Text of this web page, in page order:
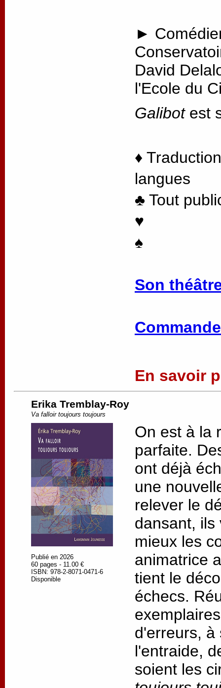
►
David
l'Ecole du
Galibotest
♦
langues
♣ Tout
♥
♠
Son
En savoir
Erika Tremblay-Roy
Va falloir toujours toujours
Publié en 2026
60 pages - 11.00 €
ISBN: 978-2-8071-0471-6
Disponible
On est à la
parfaite.
ont déjà
une
relever le
dansant, ils
mieux les
animatrice
tient le
échecs.
d'erreurs, à
l'entraide,
soient les